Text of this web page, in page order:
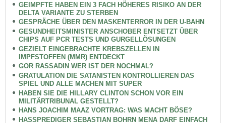
GEIMPFTE HABEN EIN 3 FACH HÖHERES RISIKO AN DER
DELTA VARIANTE ZU STERBEN
GESPRÄCHE ÜBER DEN MASKENTERROR IN DER U-BAHN
GESUNDHEITSMINISTER ANSCHOBER ENTSETZT ÜBER
CHIPS AUF PCR TESTS UND GURGELLÖSUNGEN
GEZIELT EINGEBRACHTE KREBSZELLEN IN
IMPFSTOFFEN (MMR) ENTDECKT
GOR RASSADIN WER IST DER NOCHMAL?
GRATULATION DIE SATANISTEN KONTROLLIEREN DAS
SPIEL UND ALLE MACHEN MIT SUPER
HABEN SIE DIE HILLARY CLINTON SCHON VOR EIN
MILITÄRTRIBUNAL GESTELLT?
HANS JOACHIM MAAZ VORTRAG: WAS MACHT BÖSE?
HASSPREDIGER SEBASTIAN BOHRN MENA DARF EINFACH